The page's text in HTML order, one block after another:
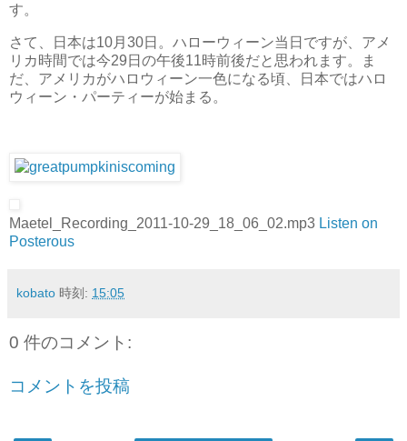
す。
さて、日本は10月30日。ハローウィーン当日ですが、アメ
リカ時間では今29日の午後11時前後だと思われます。ま
だ、アメリカがハロウィーン一色になる頃、日本ではハロ
ウィーン・パーティーが始まる。
Maetel_Recording_2011-10-29_18_06_02.mp3 Listen on
Posterous
kobato 時刻: 15:05
0 件のコメント:
コメントを投稿